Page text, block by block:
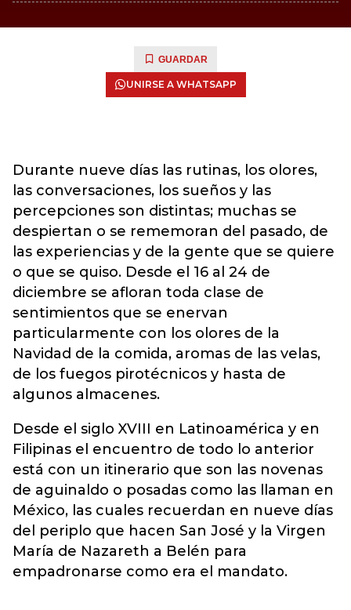
GUARDAR
UNIRSE A WHATSAPP
Durante nueve días las rutinas, los olores,
las conversaciones, los sueños y las
percepciones son distintas; muchas se
despiertan o se rememoran del pasado, de
las experiencias y de la gente que se quiere
o que se quiso. Desde el 16 al 24 de
diciembre se afloran toda clase de
sentimientos que se enervan
particularmente con los olores de la
Navidad de la comida, aromas de las velas,
de los fuegos pirotécnicos y hasta de
algunos almacenes.
Desde el siglo XVIII en Latinoamérica y en
Filipinas el encuentro de todo lo anterior
está con un itinerario que son las novenas
de aguinaldo o posadas como las llaman en
México, las cuales recuerdan en nueve días
del periplo que hacen San José y la Virgen
María de Nazareth a Belén para
empadronarse como era el mandato.